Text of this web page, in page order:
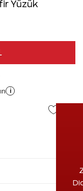
Yüzük
i